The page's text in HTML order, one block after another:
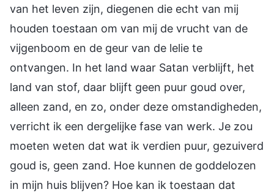
van het leven zijn, diegenen die echt van mij
houden toestaan om van mij de vrucht van de
vijgenboom en de geur van de lelie te
ontvangen. In het land waar Satan verblijft, het
land van stof, daar blijft geen puur goud over,
alleen zand, en zo, onder deze omstandigheden,
verricht ik een dergelijke fase van werk. Je zou
moeten weten dat wat ik verdien puur, gezuiverd
goud is, geen zand. Hoe kunnen de goddelozen
in mijn huis blijven? Hoe kan ik toestaan dat